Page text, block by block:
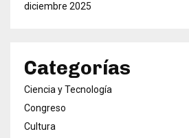
diciembre 2025
Categorías
Ciencia y Tecnología
Congreso
Cultura